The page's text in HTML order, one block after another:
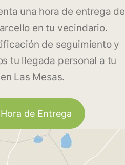
una hora de entrega de
en tu vecindario.
de seguimiento y
tu llegada personal a tu
Las Mesas.
de Entrega